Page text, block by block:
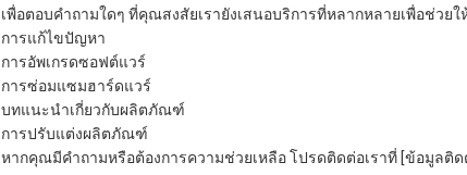
เพื่อตอบคำถามใดๆ ที่คุณสงสัยเรายังเสนอบริการที่หลากหลายเพื่อช่ว
การแก้ไขปัญหา
การอัพเกรดซอฟต์แวร์
การซ่อมแซมฮาร์ดแวร์
บทแนะนำเกี่ยวกับผลิตภัณฑ์
การปรับแต่งผลิตภัณฑ์
หากคุณมีคำถามหรือต้องการความช่วยเหลือ โปรดติดต่อเราที่ [ข้อมูลติด